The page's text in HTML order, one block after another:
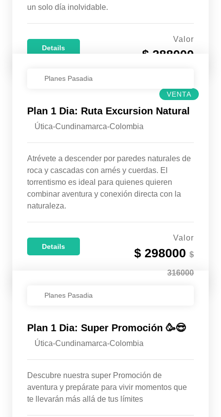
un solo día inolvidable.
Details
Valor
$ 288000
VENTA
Planes Pasadia
Plan 1 Dia: Ruta Excursion Natural
Útica-Cundinamarca-Colombia
Atrévete a descender por paredes naturales de
roca y cascadas con arnés y cuerdas. El
torrentismo es ideal para quienes quieren
combinar aventura y conexión directa con la
naturaleza.
Details
Valor
$ 298000 $
316000
Planes Pasadia
Plan 1 Dia: Super Promoción 🥳😎
Útica-Cundinamarca-Colombia
Descubre nuestra super Promoción de
aventura y prepárate para vivir momentos que
te llevarán más allá de tus límites